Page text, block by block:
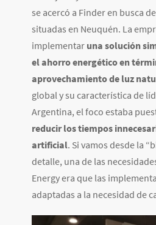
se acercó a Finder en busca
situadas en Neuquén. La
implementar una solución
el ahorro energético en
aprovechamiento de luz
global y su característica de
Argentina, el foco estaba
reducir los tiempos
artificial. Si vamos desde la
detalle, una de las
Energy era que las
adaptadas a la necesidad de